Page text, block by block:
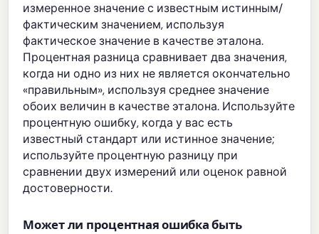
измеренное значение с известным истинным/
фактическим значением, используя
фактическое значение в качестве эталона.
Процентная разница сравнивает два значения,
когда ни одно из них не является окончательно
«правильным», используя среднее значение
обоих величин в качестве эталона. Используйте
процентную ошибку, когда у вас есть
известный стандарт или истинное значение;
используйте процентную разницу при
сравнении двух измерений или оценок равной
достоверности.
Может ли процентная ошибка быть